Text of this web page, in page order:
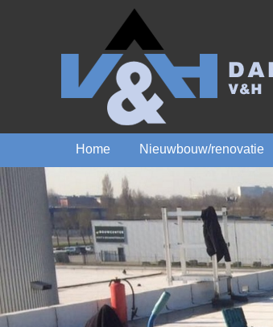
Home Nieuwbouw/renovatie